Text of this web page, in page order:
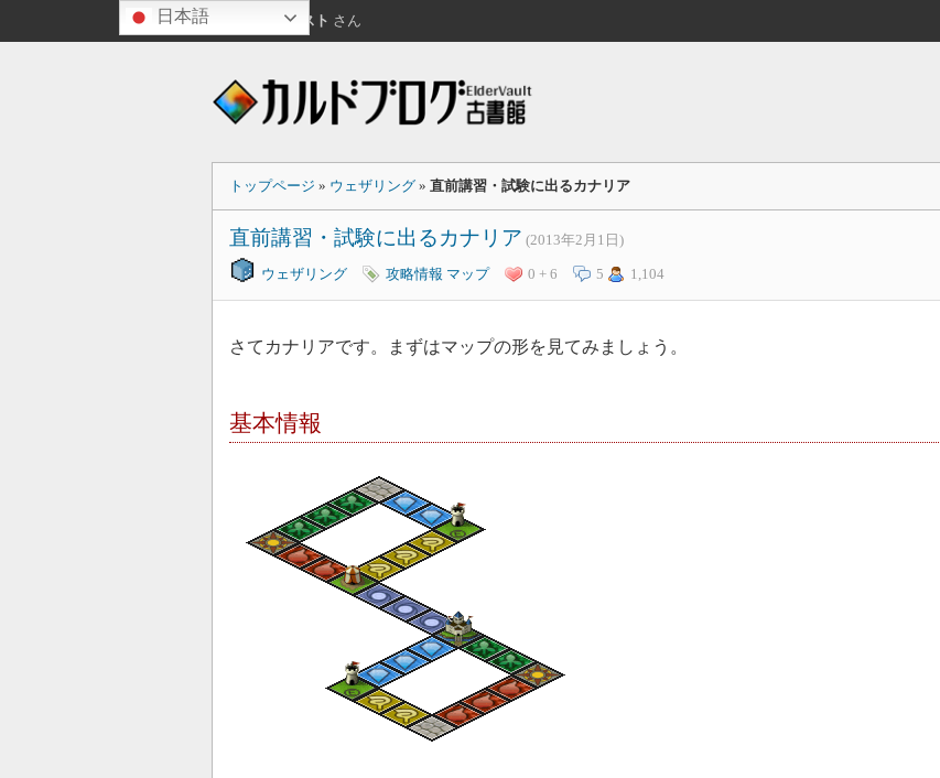
ゲスト さん
トップページ » ウェザリング » 直前講習・試験に出るカナリア
直前講習・試験に出るカナリア (2013年2月1日)
ウェザリング 攻略情報 マップ 0 + 6 5 1,104
さてカナリアです。まずはマップの形を見てみましょう。
基本情報
日本語